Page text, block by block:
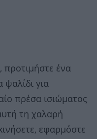
προτιμήστε ένα
ψαλίδι για
πρέσα ισιώματος
τη χαλαρή
εφαρμόστε